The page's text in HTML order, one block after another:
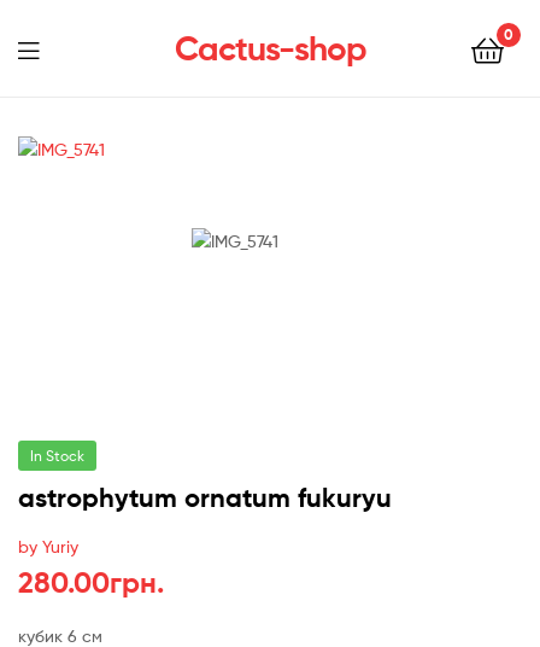
Cactus-shop 0
Menu
In Stock
astrophytum ornatum fukuryu
by Yuriy
280.00грн.
кубик 6 см